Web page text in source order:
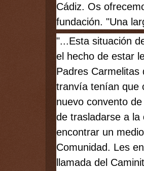
Cádiz. Os
fundación. "Una
"...Esta situación
el hecho de estar
Padres
tranvía tenían que
nuevo convento
de trasladarse a
encontrar un
Comunidad. Les
llamada del